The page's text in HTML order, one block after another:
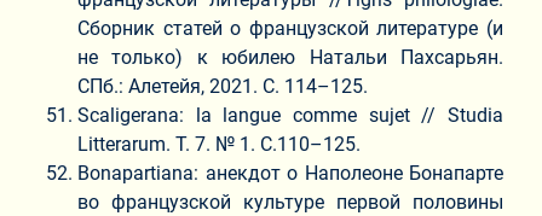
Сборник статей о французской литературе (и
не только) к юбилею Натальи Пахсарьян.
СПб.: Алетейя, 2021. С. 114–125.
Scaligerana: la langue comme sujet // Studia
Litterarum. Т. 7. № 1. С.110–125.
Bonapartiana: анекдот о Наполеоне Бонапарте
во французской культуре первой половины